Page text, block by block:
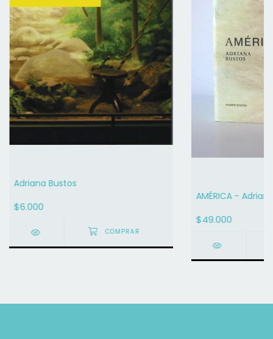
Adriana Bustos
$6.000
AMÉRICA -
$49.000